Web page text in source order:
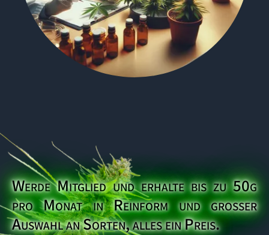
Werde Mitglied und erhalte bis zu 50g
pro Monat in Reinform und großer
Auswahl an Sorten, alles ein Preis.